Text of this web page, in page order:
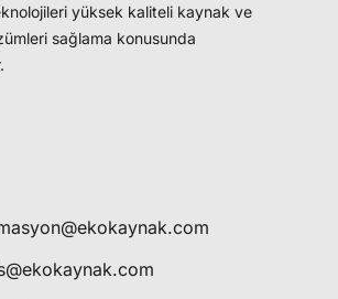
yüksek kaliteli kaynak ve
sağlama konusunda